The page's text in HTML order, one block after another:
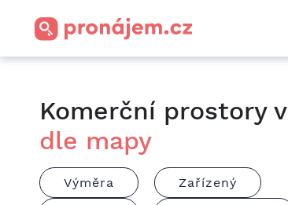
Komerční prostory
dle mapy
Výměra Zařízený